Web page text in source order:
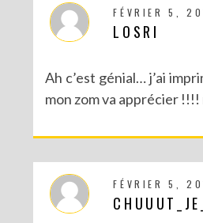
FÉVRIER 5,
LOSRI
Ah c’est génial… j’ai
mon zom va apprécier
FÉVRIER 5,